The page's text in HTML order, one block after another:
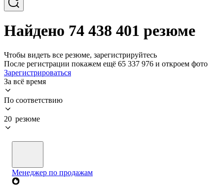
Найдено 74 438 401 резюме
Чтобы видеть все резюме, зарегистрируйтесь
После регистрации покажем ещё 65 337 976 и откроем фото
Зарегистрироваться
За всё время
По соответствию
20 резюме
Менеджер по продажам